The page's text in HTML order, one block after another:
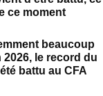
ce moment
beaucoup
le record du
battu au CFA